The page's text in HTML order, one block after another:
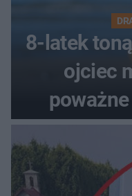
8-latek
ojciec